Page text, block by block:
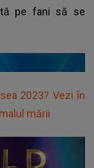
pe fani să se
2023? Vezi în
mării